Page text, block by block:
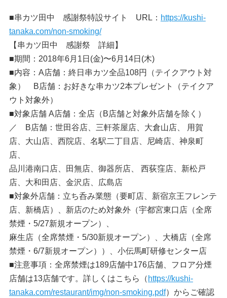
■串カツ田中 感謝祭特設サイト URL： https://kushi-
tanaka.com/non-smoking/
【串カツ田中 感謝祭 詳細】
■期間：2018年6月1日(金)〜6月14日(木)
■内容：A店舗：終日串カツ全品108円（テイクアウト対
象） B店舗：お好きな串カツ2本プレゼント（テイクア
ウト対象外）
■対象店舗 A店舗：全店（B店舗と対象外店舗を除く）
／ B店舗：世田谷店、三軒茶屋店、大倉山店、 用賀
店、大山店、西院店、名駅二丁目店、尼崎店、神泉町
店、
品川港南口店、田無店、御器所店、 西荻窪店、新松戸
店、大和田店、金沢店、広島店
■対象外店舗：立ち呑み業態（要町店、新宿京王フレンテ
店、新橋店）、新店のため対象外（宇都宮東口店（全席
禁煙・5/27新規オープン）、
麻生店（全席禁煙・5/30新規オープン）、大橋店（全席
禁煙・6/7新規オープン））、小伝馬町研修センター店
■注意事項：全席禁煙は189店舗中176店舗、フロア分煙
店舗は13店舗です。詳しくはこちら（ https://kushi-
tanaka.com/restaurant/img/non-smoking.pdf）からご確認